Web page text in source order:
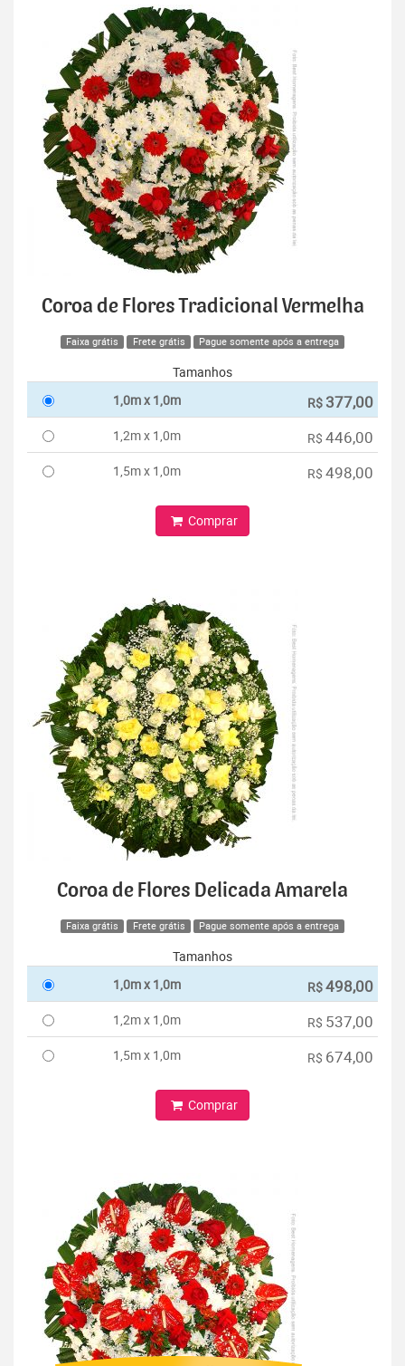
Coroa de Flores Tradicional Vermelha
Faixa grátis Frete grátis Pague somente após a entrega
Tamanhos
1,0m x 1,0m
R$ 377,00
1,2m x 1,0m R$ 446,00
1,5m x 1,0m R$ 498,00
Comprar
Coroa de Flores Delicada Amarela
Faixa grátis Frete grátis Pague somente após a entrega
Tamanhos
1,0m x 1,0m
R$498,00
1,2m x 1,0m R$ 537,00
1,5m x 1,0m R$ 674,00
Comprar